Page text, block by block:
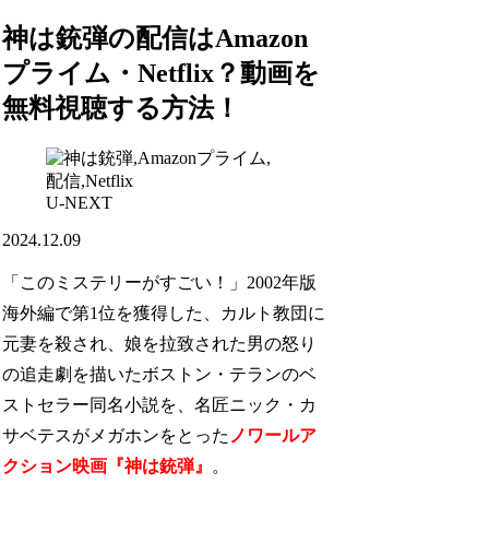
神は銃弾の配信はAmazon
プライム・Netflix？動画を
無料視聴する方法！
U-NEXT
2024.12.09
「このミステリーがすごい！」2002年版
海外編で第1位を獲得した、カルト教団に
元妻を殺され、娘を拉致された男の怒り
の追走劇を描いたボストン・テランのベ
ストセラー同名小説を、名匠ニック・カ
サベテスがメガホンをとった ノワールア
クション映画『神は銃弾』
。